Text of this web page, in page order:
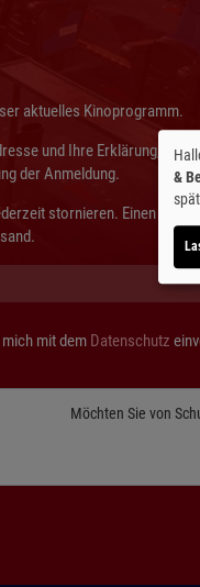
aktuelles Kinoprogramm.
und Ihre Erklärung,
der Anmeldung.
stornieren. Einen
mit dem Datenschutz
Möchten Sie von
&